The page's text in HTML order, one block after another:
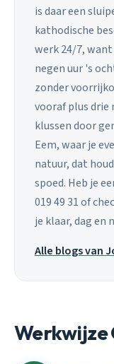
is daar een
kathodische
werk 24/7,
negen uur 's
zonder
vooraf plus drie
klussen door
Eem, waar je
natuur, dat
spoed. Heb je
019 49 31 of
je klaar, dag en
Alle blogs van
Werkwijze